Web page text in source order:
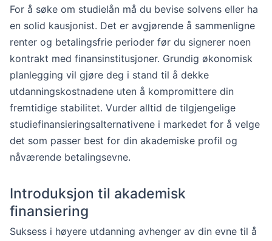
For å søke om studielån må du bevise solvens eller ha
en solid kausjonist. Det er avgjørende å sammenligne
renter og betalingsfrie perioder før du signerer noen
kontrakt med finansinstitusjoner. Grundig økonomisk
planlegging vil gjøre deg i stand til å dekke
utdanningskostnadene uten å kompromittere din
fremtidige stabilitet. Vurder alltid de tilgjengelige
studiefinansieringsalternativene i markedet for å velge
det som passer best for din akademiske profil og
nåværende betalingsevne.
Introduksjon til akademisk
finansiering
Suksess i høyere utdanning avhenger av din evne til å